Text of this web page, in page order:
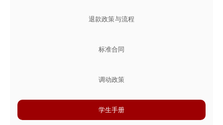
退款政策与流程
标准合同
调动政策
学生手册